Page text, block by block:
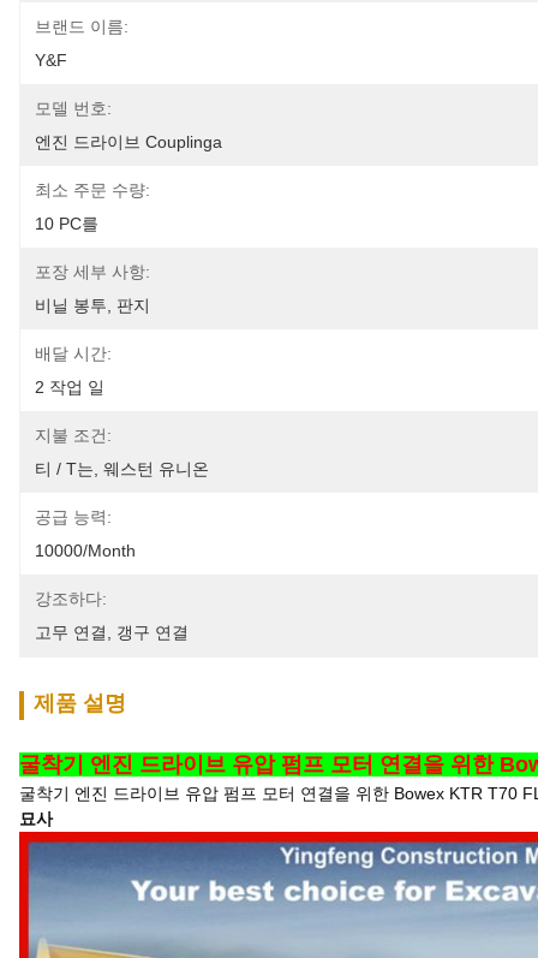
브랜드 이름:
Y&F
모델 번호:
엔진 드라이브 Couplinga
최소 주문 수량:
10 PC를
포장 세부 사항:
비닐 봉투, 판지
배달 시간:
2 작업 일
지불 조건:
티 / T는, 웨스턴 유니온
공급 능력:
10000/month
강조하다:
고무 연결
갱구 연결
제품 설명
굴착기 엔진 드라이브 유압 펌프 모터 연결을 위한
굴착기 엔진 드라이브 유압 펌프 모터 연결을 위한 Bowex KTR T70
묘사